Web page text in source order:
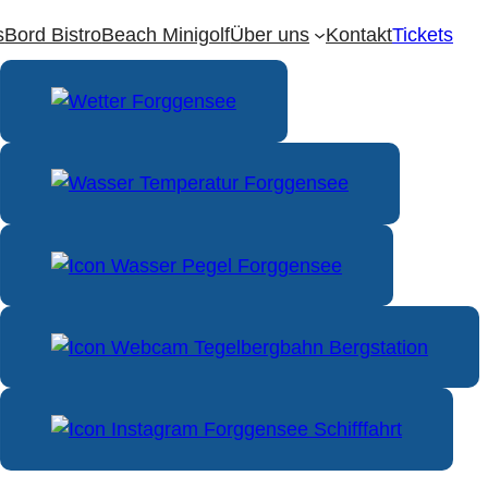
Bord BistroBeach MinigolfÜber uns KontaktTickets